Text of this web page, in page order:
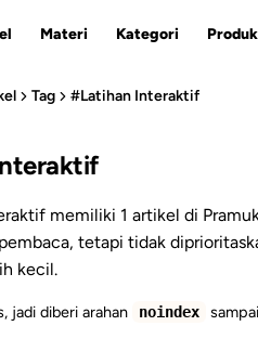
Materi Kategori Produk
Tag #Latihan Interaktif
memiliki 1 artikel di
tetapi tidak
kecil.
jadi diberi arahan noindex